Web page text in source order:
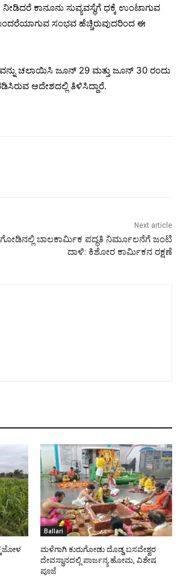
ಕಾನೂನು ಸುವ್ಯವಸ್ಥೆಗೆ ಧಕ್ಕೆ ಉಂಟಾಗುವ
ಸಂಭವ ಹೆಚ್ಚಿರುವುದರಿಂದ ಈ
ಚಲಾಯಿಸಿ ಜೂನ್ 29 ಮತ್ತು ಜೂನ್ 30 ರಂದು
ಆದೇಶದಲ್ಲಿ ತಿಳಿಸಿದ್ದಾರೆ.
Next article
ಬಾಲಕಾರ್ಮಿಕ ಪದ್ಧತಿ ನಿರ್ಮೂಲನೆಗೆ ಜಂಟಿ
ದಾಳಿ: ಕಿಶೋರ ಕಾರ್ಮಿಕನ ರಕ್ಷಣೆ
Ballari
ಮಳೆಗಾಗಿ ಕುರುಗೋಡು ದೊಡ್ಡ ಬಸವೇಶ್ವರ
ದೇವಸ್ಥಾನದಲ್ಲಿ ಪಾರ್ಜನ್ಯ ಹೋಮ, ವಿಶೇಷ
ಪೂಜೆ